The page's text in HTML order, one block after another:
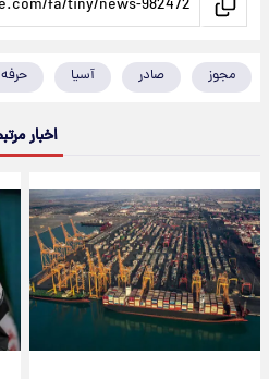
مجوز صادر آسیا حرفه ای
اخبار مرتبط